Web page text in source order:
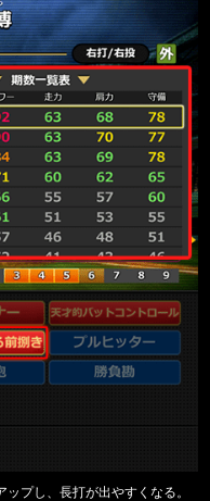
ップし、長打が出やすくなる。